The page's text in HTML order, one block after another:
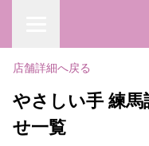
店舗詳細へ戻る
やさしい手 練馬
せ一覧